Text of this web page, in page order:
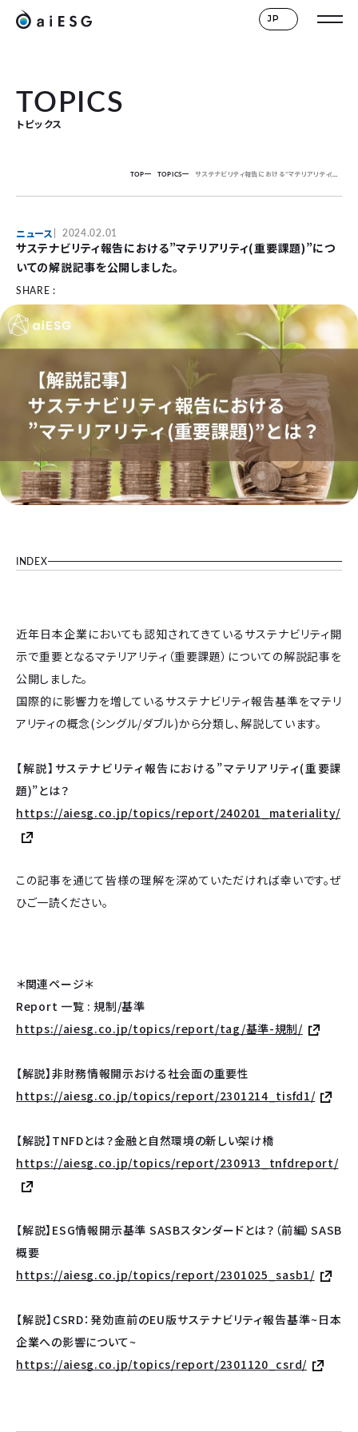
JP
TOPICS
トピックス
TOP TOPICS サステナビリティ報告における”マテリアリティ(重要課題)”についての解説記事を公開しました。
ニュース 2024.02.01
サステナビリティ報告における”マテリアリティ(重要課題)”につ
いての解説記事を公開しました。
SHARE :
INDEX
近年日本企業においても認知されてきているサステナビリティ開
示で重要となるマテリアリティ（重要課題）についての解説記事を
公開しました。
国際的に影響力を増しているサステナビリティ報告基準をマテリ
アリティの概念(シングル/ダブル)から分類し、解説しています。
【解説】サステナビリティ報告における”マテリアリティ(重要課
題)”とは？
https://aiesg.co.jp/topics/report/240201_materiality/
この記事を通じて皆様の理解を深めていただければ幸いです。ぜ
ひご一読ください。
＊関連ページ＊
Report 一覧 : 規制/基準
https://aiesg.co.jp/topics/report/tag/基準-規制/
【解説】非財務情報開示おける社会面の重要性
https://aiesg.co.jp/topics/report/2301214_tisfd1/
【解説】TNFDとは？金融と自然環境の新しい架け橋
https://aiesg.co.jp/topics/report/230913_tnfdreport/
【解説】ESG情報開示基準 SASBスタンダードとは？（前編）SASB
概要
https://aiesg.co.jp/topics/report/2301025_sasb1/
【解説】CSRD：発効直前のEU版サステナビリティ報告基準~日本
企業への影響について~
https://aiesg.co.jp/topics/report/2301120_csrd/